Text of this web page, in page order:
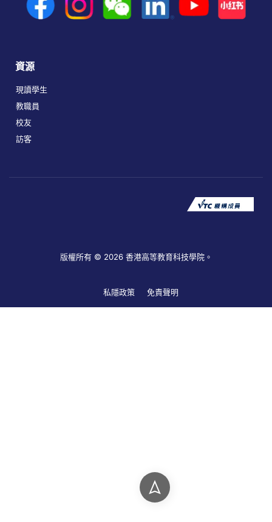
資源
現讀學生
教職員
校友
訪客
版權所有 © 2026 香港高等教育科技學院。
私隱政策 免責聲明